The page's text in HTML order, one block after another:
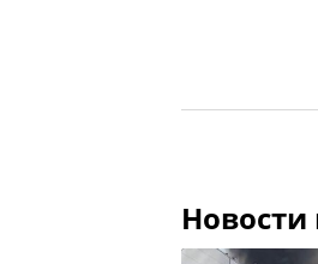
Новости